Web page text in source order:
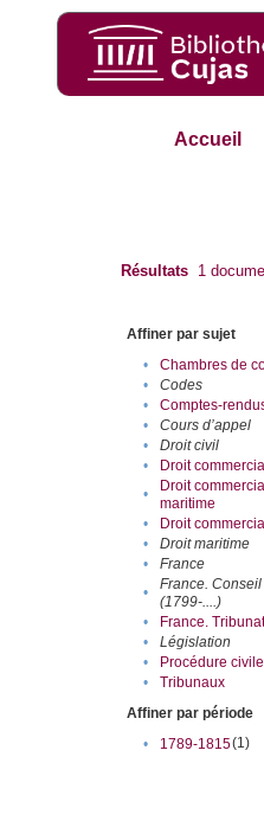
Accueil
Résultats 1
Affiner par sujet
•
Chambres de
•
Codes
•
Comptes-
•
Cours d’appel
•
Droit civil
•
Droit commercial
•
Droit
maritime
• Droit
•
Droit maritime
•
France
•
France. Conseil
(1799-....)
• France.
•
Législation
•
Procédure civile
•
Tribunaux
Affiner par période
•
1789-1815(1)